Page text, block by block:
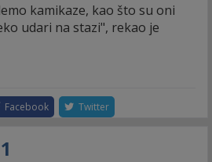
kamikaze, kao što su oni
udari na stazi", rekao je
Facebook Twitter
1